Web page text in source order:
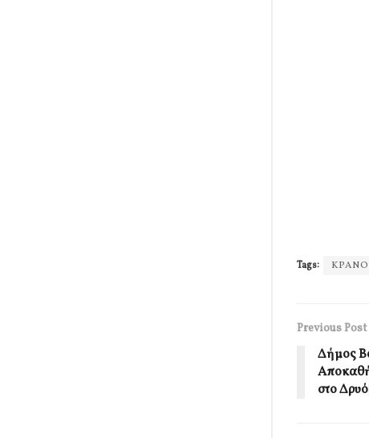
Tags:
Previous Post
Δήμος
στο